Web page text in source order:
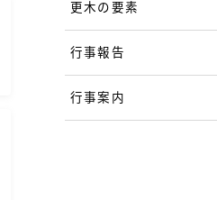
更木の要素
行事報告
行事案内